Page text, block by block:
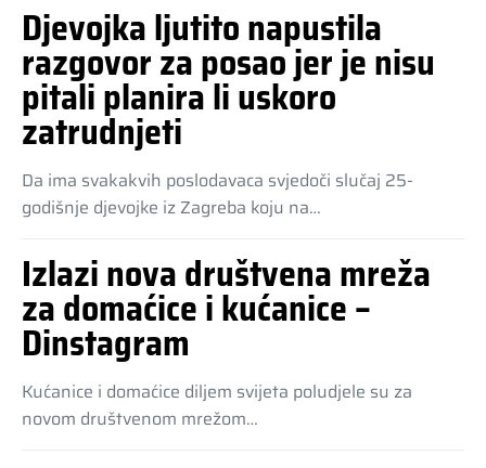
Djevojka ljutito napustila
razgovor za posao jer je nisu
pitali planira li uskoro
zatrudnjeti
Da ima svakakvih poslodavaca svjedoči slučaj 25-
godišnje djevojke iz Zagreba koju na…
Izlazi nova društvena mreža
za domaćice i kućanice –
Dinstagram
Kućanice i domaćice diljem svijeta poludjele su za
novom društvenom mrežom…